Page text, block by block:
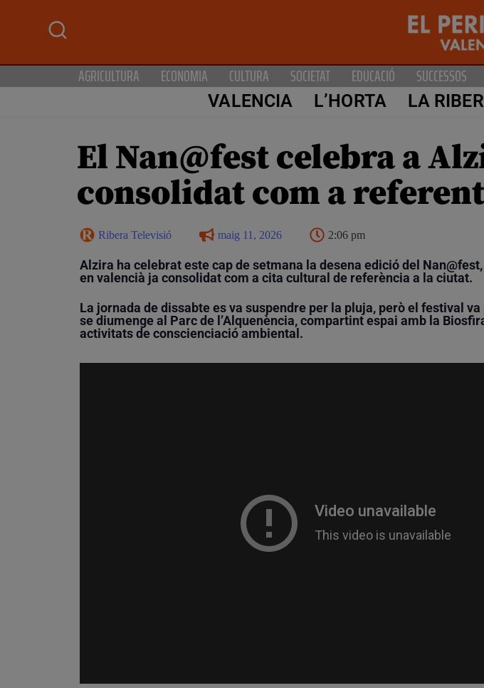
AGRICULTURA ECONOMIA CULTURA SOCIETAT EDUCACIÓ SUCCESSOS
VALENCIA L’HORTA LA
El Nan@fest celebra a
consolidat com a
Ribera Televisió maig 11, 2026 2:06 pm
Alzira ha celebrat este cap de setmana la desena edició del
en valencià ja consolidat com a cita cultural de referència a la ciutat.
La jornada de dissabte es va suspendre per la pluja, però el festival
se diumenge al Parc de l’Alquenència, compartint espai amb la
activitats de conscienciació ambiental.